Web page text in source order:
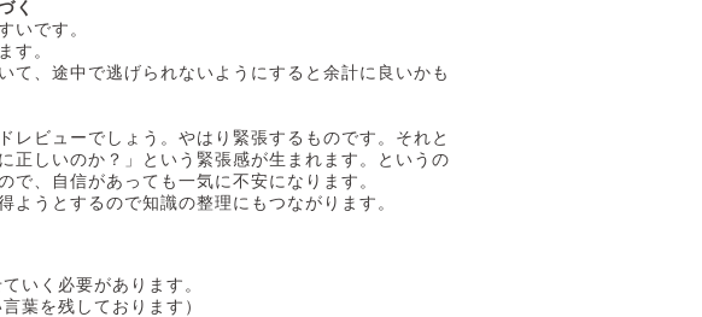
く
いです。
す。
て、途中で逃げられないようにすると余計に良いかも
レビューでしょう。やはり緊張するものです。それと
正しいのか？」という緊張感が生まれます。というの
で、自信があっても一気に不安になります。
うとするので知識の整理にもつながります。
いく必要があります。
葉を残しております）